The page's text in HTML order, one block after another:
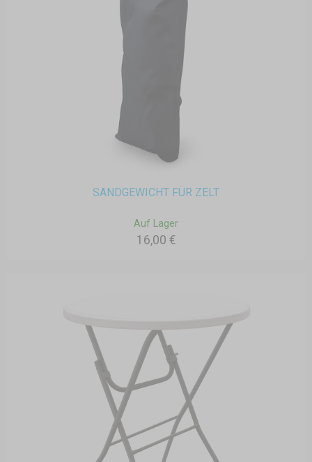
SANDGEWICHT FÜR ZELT
Auf Lager
16,00 €